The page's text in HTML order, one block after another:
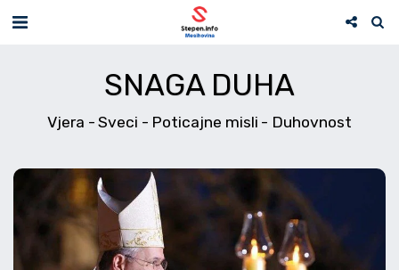
SNAGA DUHA
Vjera - Sveci - Poticajne misli - Duhovnost